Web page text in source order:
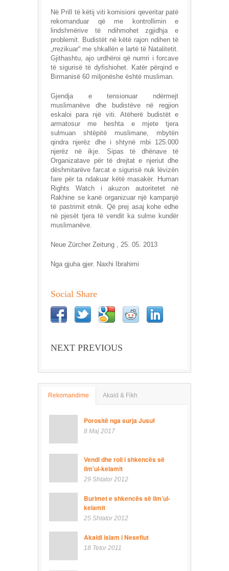
Në Prill të këtij viti komisioni qeveritar patë
rekomanduar që me kontrollimin e
lindshmërive të ndihmohet zgjidhja e
problemit. Budistët në këtë rajon ndihen të
„rrezikuar“ me shkallën e lartë të Natalitetit.
Gjithashtu, ajo urdhëroi që numri i forcave
të sigurisë të dyfishiohet. Katër përqind e
Birmanisë 60 miljonëshe është musliman.
Gjendja e tensionuar ndërmejt
muslimanëve dhe budistëve në regjion
eskaloi para një viti. Atëherë budistët e
armatosur me heshta e mjete tjera
sulmuan shtëpitë muslimane, mbytën
qindra njerëz dhe i shtynë mbi 125.000
njerëz në ikje. Sipas të dhënave të
Organizatave për të drejtat e njeriut dhe
dëshmitarëve farcat e sigurisë nuk lëvizën
fare për ta ndakuar këtë masakër. Human
Rights Watch i akuzon autoritetet në
Rakhine se kanë organizuar një kampanjë
të pastrimit etnik. Që prej asaj kohe edhe
në pjesët tjera të vendit ka sulme kundër
muslimanëve.
Neue Zürcher Zeitung , 25. 05. 2013
Nga gjuha gjer. Naxhi Ibrahimi
Social Share
NEXT PREVIOUS
Rekomandime Akaid & Fikh
Porositë nga surja Jusuf
8 Maj 2017
Vendi dhe roli i shkencës së
ilm’ul-kelamit
29 Shtator 2012
Burimet e shkencës së ilm’ul-
kelamit
25 Shtator 2012
Akaidi islam i Nesefiut
18 Tetor 2011